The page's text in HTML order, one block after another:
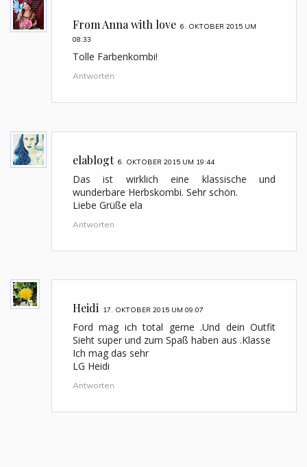
From Anna with love 6. OKTOBER 2015 UM
08:33
Tolle Farbenkombi!
Antworten
elablogt 6. OKTOBER 2015 UM 19:44
Das ist wirklich eine klassische und
wunderbare Herbskombi. Sehr schön.
Liebe Grüße ela
Antworten
Heidi 17. OKTOBER 2015 UM 09:07
Ford mag ich total gerne .Und dein Outfit
Sieht super und zum Spaß haben aus .Klasse
Ich mag das sehr
LG Heidi
Antworten